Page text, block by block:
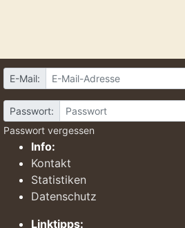
E-Mail:
Passwort:
Passwort vergessen
Info:
Kontakt
Statistiken
Datenschutz
Linktipps: